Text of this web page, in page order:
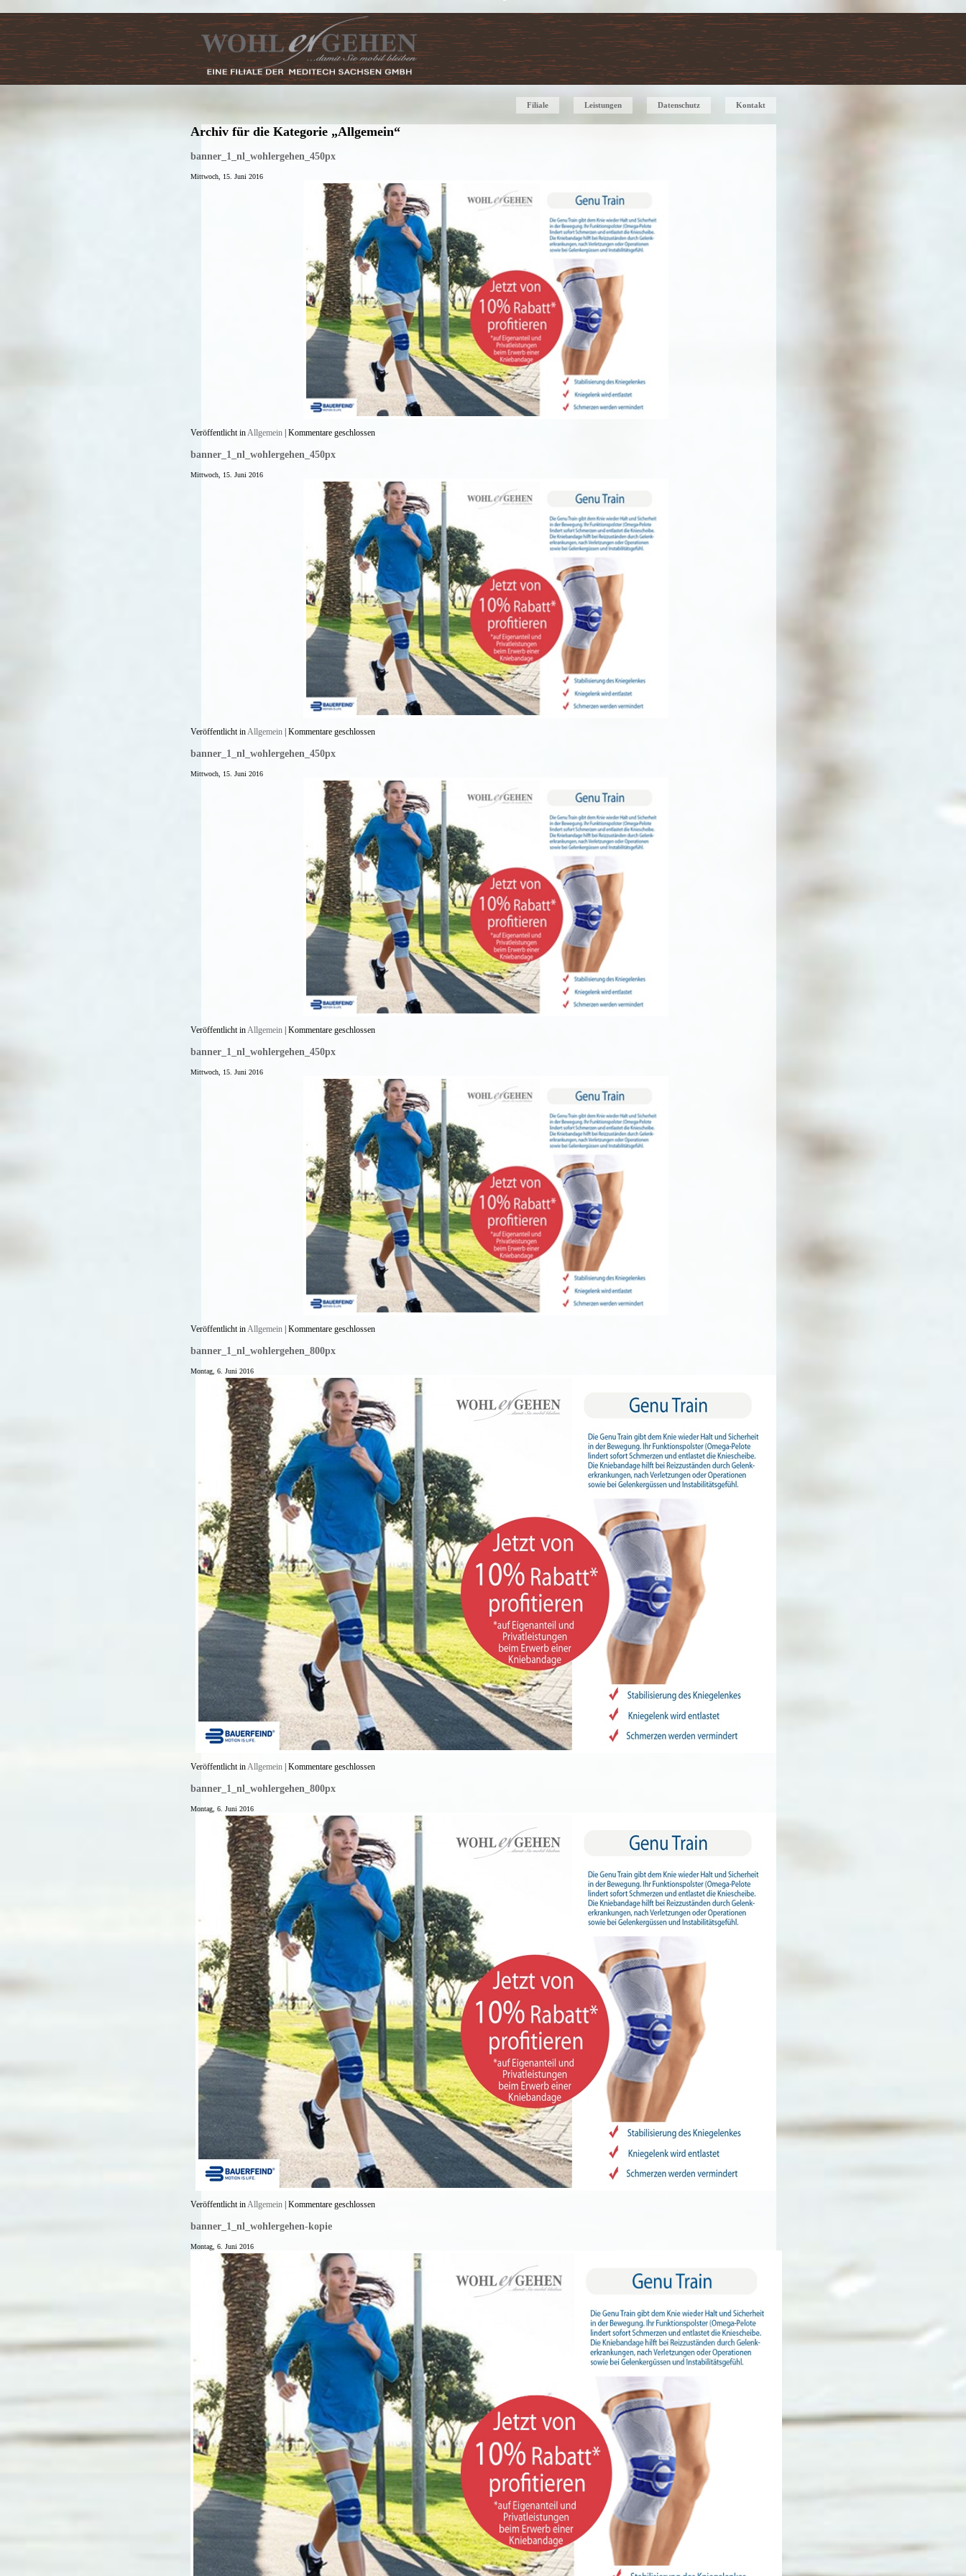
Kontakt
Datenschutz
Leistungen
Filiale
Archiv für die Kategorie „Allgemein“
banner_1_nl_wohlergehen_450px
Mittwoch, 15. Juni 2016
Veröffentlicht inAllgemein| Kommentare geschlossen
banner_1_nl_wohlergehen_450px
Mittwoch, 15. Juni 2016
Veröffentlicht inAllgemein| Kommentare geschlossen
banner_1_nl_wohlergehen_450px
Mittwoch, 15. Juni 2016
Veröffentlicht inAllgemein| Kommentare geschlossen
banner_1_nl_wohlergehen_450px
Mittwoch, 15. Juni 2016
Veröffentlicht inAllgemein| Kommentare geschlossen
banner_1_nl_wohlergehen_800px
Montag, 6. Juni 2016
Veröffentlicht inAllgemein| Kommentare geschlossen
banner_1_nl_wohlergehen_800px
Montag, 6. Juni 2016
Veröffentlicht inAllgemein| Kommentare geschlossen
banner_1_nl_wohlergehen-kopie
Montag, 6. Juni 2016